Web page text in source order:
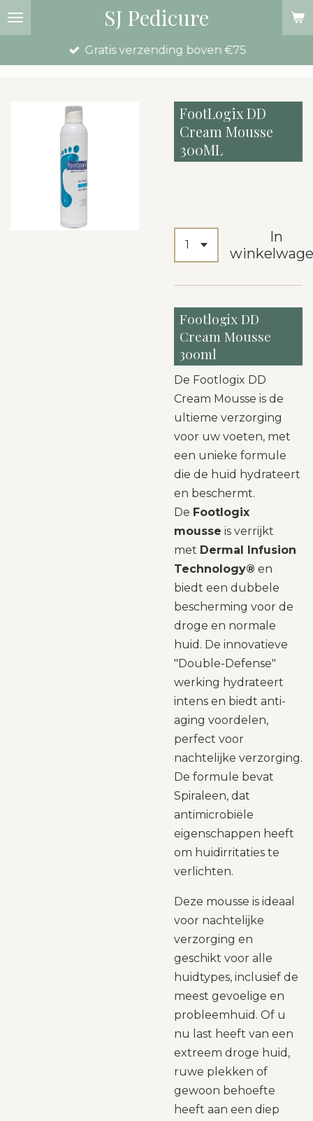
Ga
direct
SJ Pedicure
Gratis verzending boven €75
FootLogix DD
Cream Mousse
300ML
In
Footlogix DD
Cream Mousse
300ml
De Footlogix DD
Cream Mousse is de
ultieme verzorging
voor uw voeten, met
een unieke formule
die de huid hydrateert
en beschermt.
De Footlogix
mousse is verrijkt
met Dermal Infusion
Technology® en
biedt een dubbele
bescherming voor de
droge en normale
huid. De innovatieve
"Double-Defense"
werking hydrateert
intens en biedt anti-
aging voordelen,
perfect voor
nachtelijke verzorging.
De formule bevat
Spiraleen, dat
antimicrobiële
eigenschappen heeft
om huidirritaties te
verlichten.
Deze mousse is ideaal
voor nachtelijke
verzorging en
geschikt voor alle
huidtypes, inclusief de
meest gevoelige en
probleemhuid. Of u
nu last heeft van een
extreem droge huid,
ruwe plekken of
gewoon behoefte
heeft aan een diep